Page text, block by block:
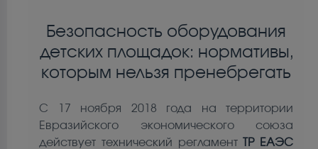
Безопасность оборудования
детских площадок: нормативы,
которым нельзя пренебрегать
С 17 ноября 2018 года на территории
Евразийского экономического союза
действует технический регламент
ТР ЕАЭС